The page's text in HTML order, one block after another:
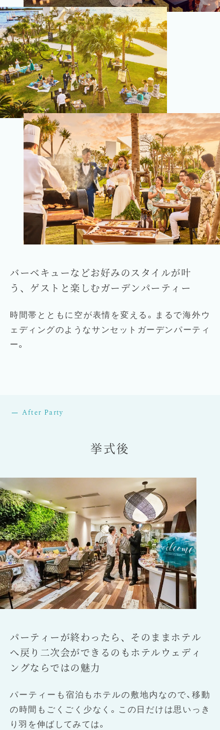
バーベキューなどお好みのスタイルが叶
う、ゲストと楽しむガーデンパーティー
時間帯とともに空が表情を変える。まるで海外ウ
ェディングのようなサンセットガーデンパーティ
ー。
After Party
挙式後
パーティーが終わったら、そのままホテル
へ戻り二次会ができるのもホテルウェディ
ングならではの魅力
パーティーも宿泊もホテルの敷地内なので、移動
の時間もごくごく少なく。この日だけは思いっき
り羽を伸ばしてみては。